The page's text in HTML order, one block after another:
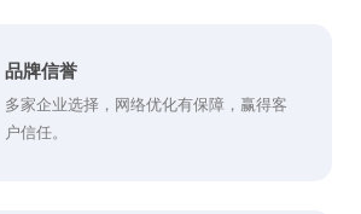
品牌信誉
多家企业选择，网络优化有保障，赢得客
户信任。